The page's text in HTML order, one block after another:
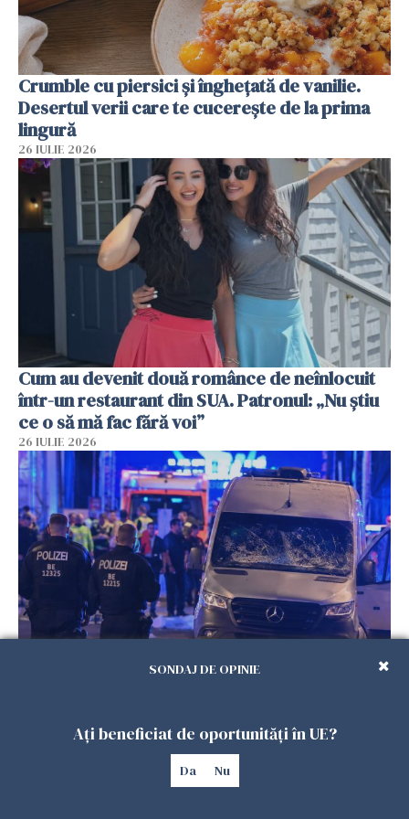
Crumble cu piersici și înghețată de vanilie.
Desertul verii care te cucerește de la prima
lingură
26 IULIE 2026
Cum au devenit două românce de neînlocuit
într-un restaurant din SUA. Patronul: „Nu știu
ce o să mă fac fără voi”
26 IULIE 2026
Teroare la Berlin, în timpul Gay Pride: o dubiță
SONDAJ DE OPINIE
Ați beneficiat de oportunități în UE?
Da Nu